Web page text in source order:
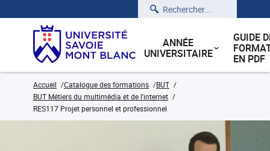
Rechercher
ANNÉE
UNIVERSITAIRE
GUIDE
EN PDF
Accueil Catalogue des formations
BUT
BUT Métiers du multimédia et de l'internet
RES117 Projet personnel et professionnel